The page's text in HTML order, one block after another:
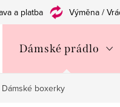
a platba Výměna /
Dámské prádlo
Dámské boxerky